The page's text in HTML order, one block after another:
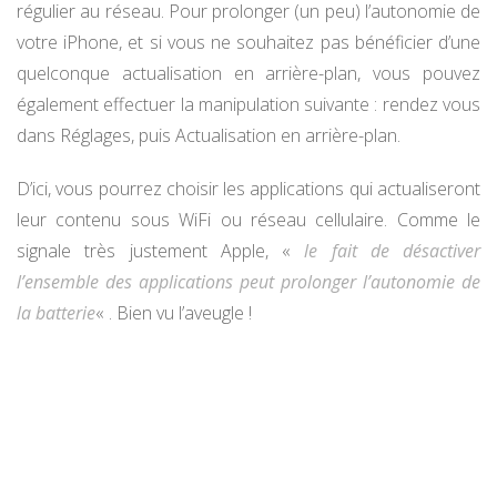
régulier au réseau. Pour prolonger (un peu) l’autonomie de
votre iPhone, et si vous ne souhaitez pas bénéficier d’une
quelconque actualisation en arrière-plan, vous pouvez
également effectuer la manipulation suivante : rendez vous
dans Réglages, puis Actualisation en arrière-plan.
D’ici, vous pourrez choisir les applications qui actualiseront
leur contenu sous WiFi ou réseau cellulaire. Comme le
signale très justement Apple, «le fait de désactiver
l’ensemble des applications peut prolonger l’autonomie de
la batterie« . Bien vu l’aveugle !